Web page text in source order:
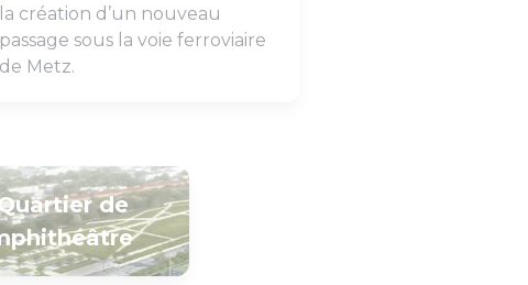
la création d’un nouveau
passage sous la voie ferroviaire
de Metz.
de